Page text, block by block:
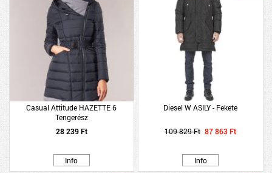
Casual Attitude HAZETTE 6
Tengerész
28 239 Ft
Info
Diesel W ASILY - Fekete
109 829 Ft 87 863 Ft
Info